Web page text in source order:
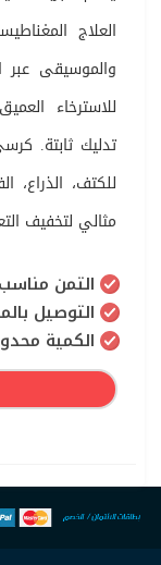
العلاج
والموسيقى عبر
للاسترخاء
تدليك ثابتة.
للكتف، الذراع،
مثالي لتخفيف
التمن مناسب
التوصيل
الكمية